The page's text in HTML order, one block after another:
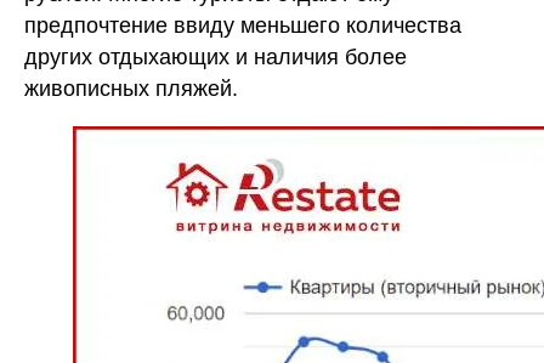
предпочтение ввиду меньшего количества
других отдыхающих и наличия более
живописных пляжей.